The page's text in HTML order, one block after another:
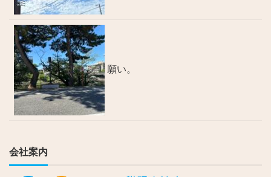
願い。
会社案内